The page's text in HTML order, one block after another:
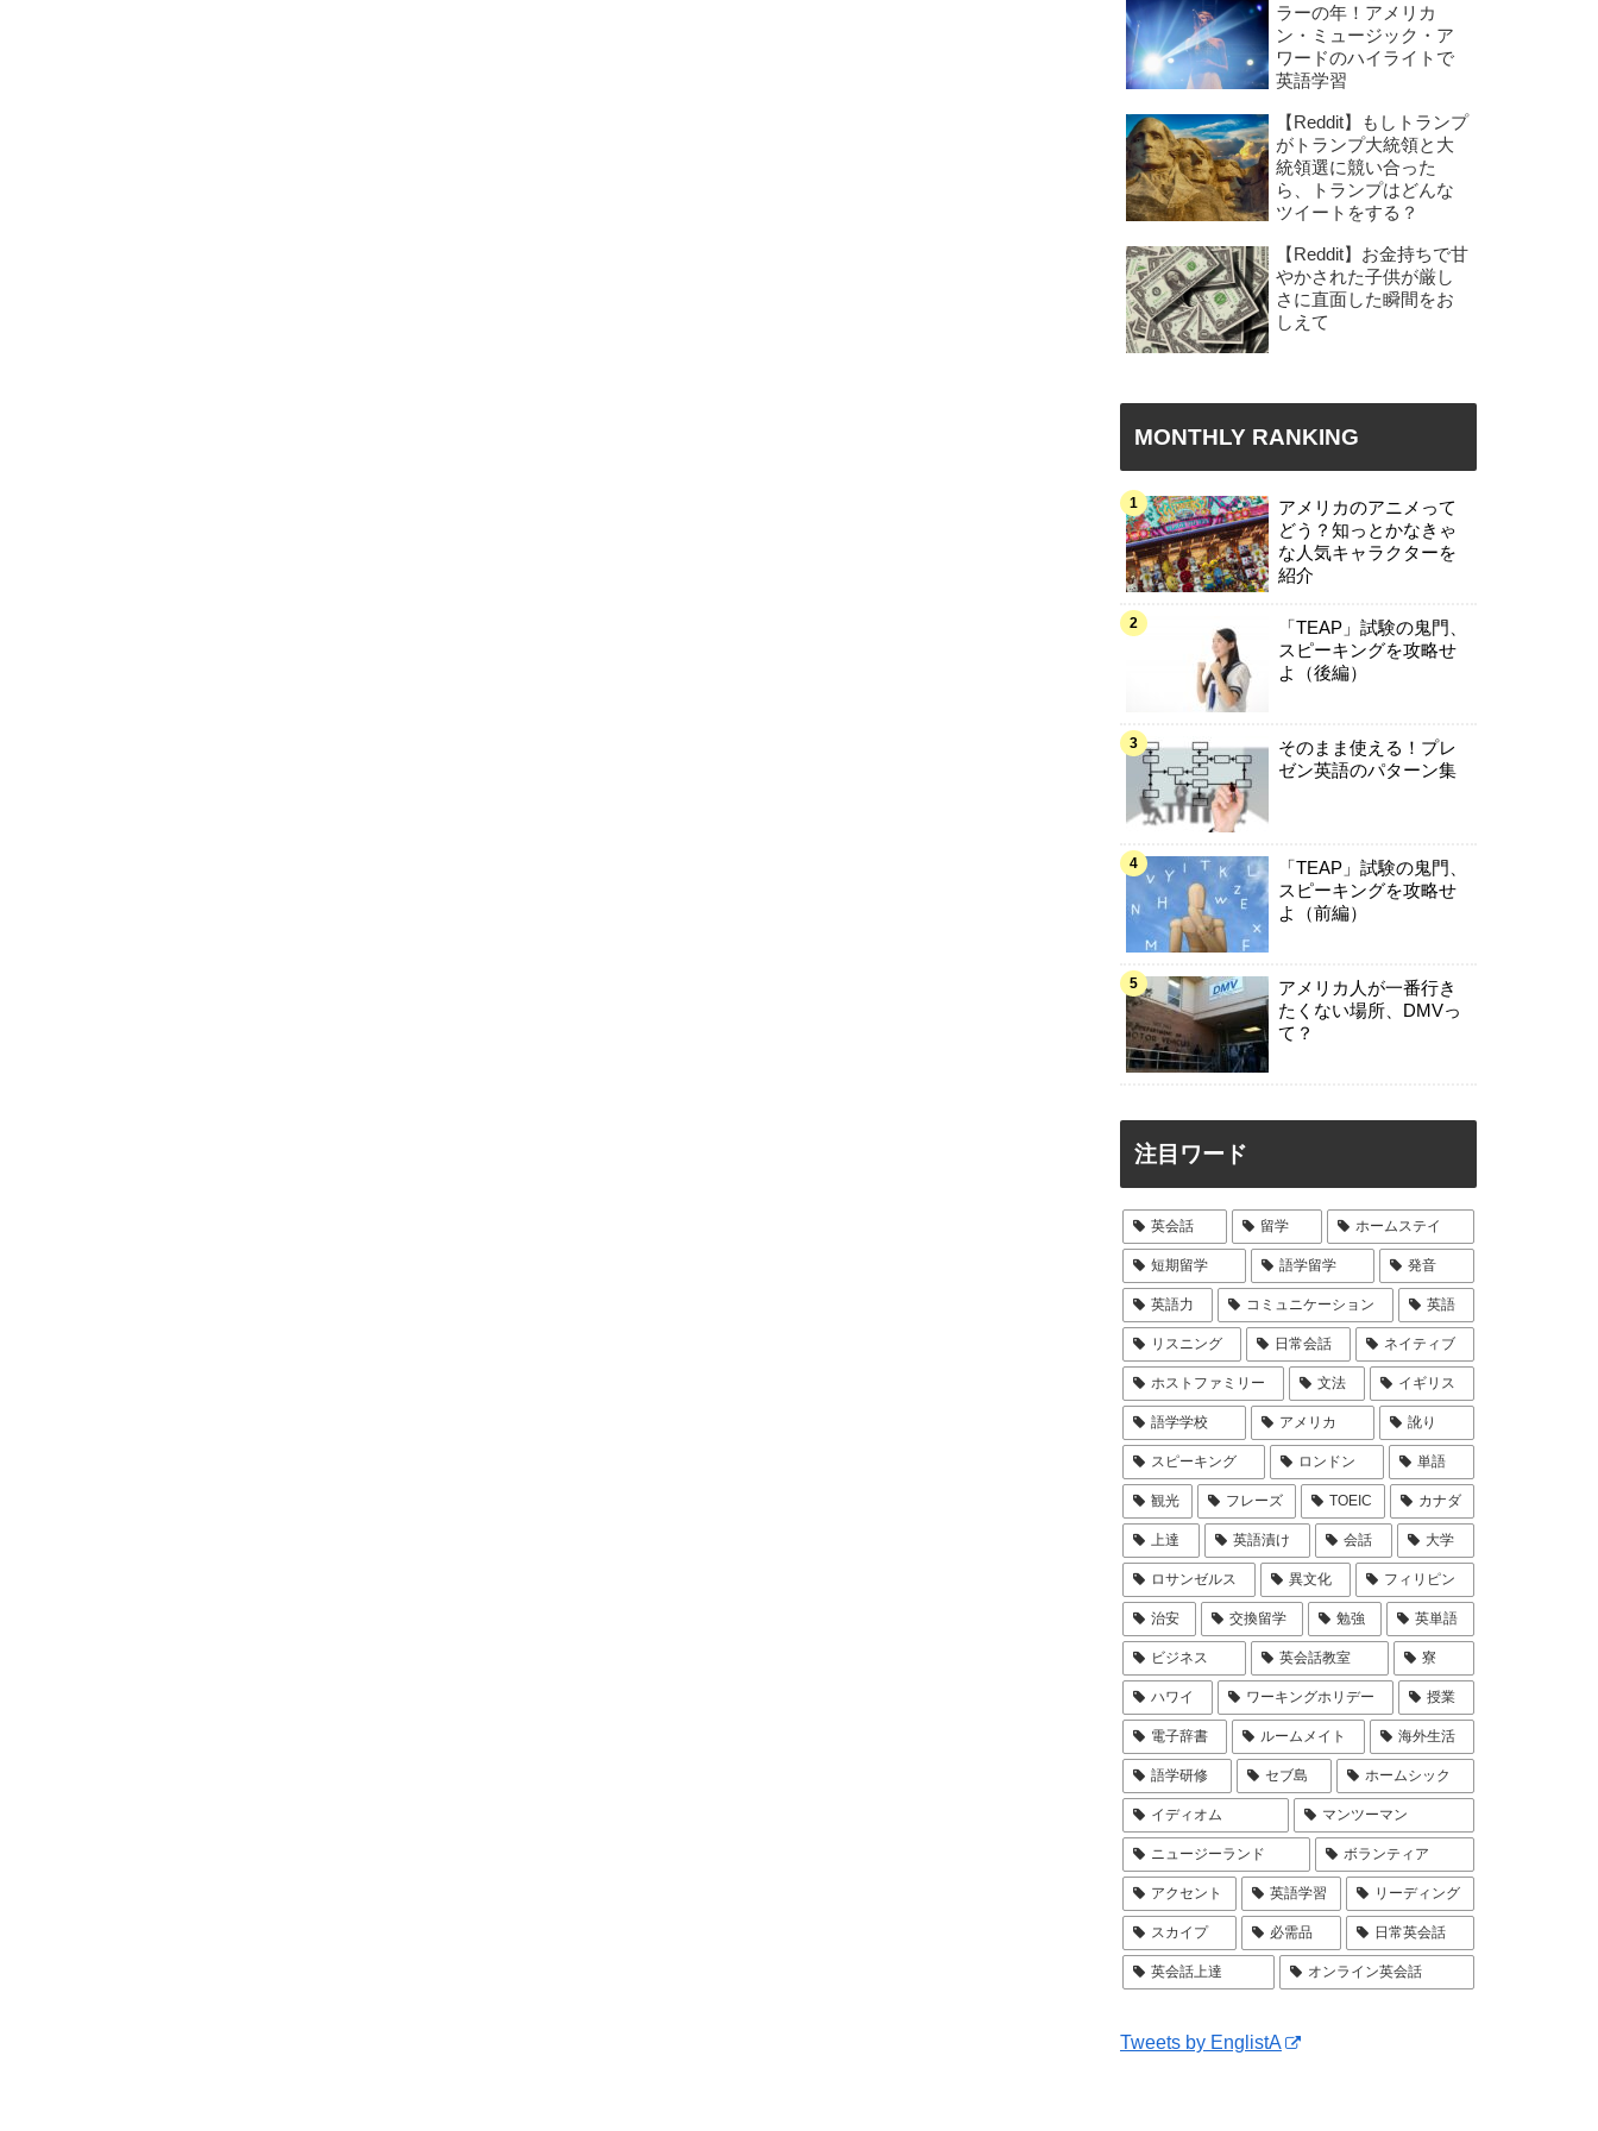
ラーの年！アメリカ
ン・ミュージック・ア
ワードのハイライトで
英語学習
【Reddit】もしトランプ
がトランプ大統領と大
統領選に競い合った
ら、トランプはどんな
ツイートをする？
【Reddit】お金持ちで甘
やかされた子供が厳し
さに直面した瞬間をお
しえて
MONTHLY RANKING
アメリカのアニメって
どう？知っとかなきゃ
な人気キャラクターを
紹介
「TEAP」試験の鬼門、
スピーキングを攻略せ
よ（後編）
そのまま使える！プレ
ゼン英語のパターン集
「TEAP」試験の鬼門、
スピーキングを攻略せ
よ（前編）
アメリカ人が一番行き
たくない場所、DMVっ
て？
注目ワード
英会話 留学 ホームステイ
短期留学 語学留学 発音
英語力 コミュニケーション 英語
リスニング 日常会話 ネイティブ
ホストファミリー 文法 イギリス
語学学校 アメリカ 訛り
スピーキング ロンドン 単語
観光 フレーズ TOEIC カナダ
上達 英語漬け 会話 大学
ロサンゼルス 異文化 フィリピン
治安 交換留学 勉強 英単語
ビジネス 英会話教室 寮
ハワイ ワーキングホリデー 授業
電子辞書 ルームメイト 海外生活
語学研修 セブ島 ホームシック
イディオム マンツーマン
ニュージーランド ボランティア
アクセント 英語学習 リーディング
スカイプ 必需品 日常英会話
英会話上達 オンライン英会話
Tweets by EnglistA